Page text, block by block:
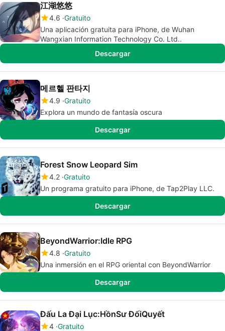
江湖悠悠
4.6 Gratuito
Una aplicación gratuita para iPhone, de Wuhan
Wangxian Information Technology Co. Ltd..
Descargar
메르헬 판타지
4.9 Gratuito
Explora un mundo de fantasía oscura
Descargar
Forest Snow Leopard Sim
4.2 Gratuito
Un programa gratuito para iPhone, de Tap2Play LLC.
Descargar
BeyondWarrior:Idle RPG
4.8 Gratuito
Una inmersión en el RPG oriental con BeyondWarrior
Descargar
Đấu La Đại Lục:HồnSư ĐốiQuyết
4 Gratuito